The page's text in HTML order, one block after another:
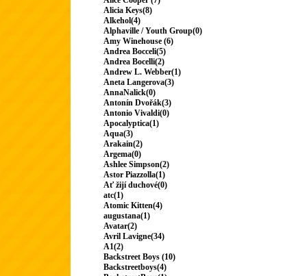
Alicia Keys(8)
Alkehol(4)
Alphaville / Youth Group(0)
Amy Winehouse (6)
Andrea Bocceli(5)
Andrea Bocelli(2)
Andrew L. Webber(1)
Aneta Langerova(3)
AnnaNalick(0)
Antonín Dvořák(3)
Antonio Vivaldi(0)
Apocalyptica(1)
Aqua(3)
Arakain(2)
Argema(0)
Ashlee Simpson(2)
Astor Piazzolla(1)
Ať žijí duchové(0)
atc(1)
Atomic Kitten(4)
augustana(1)
Avatar(2)
Avril Lavigne(34)
A1(2)
Backstreet Boys (10)
Backstreetboys(4)